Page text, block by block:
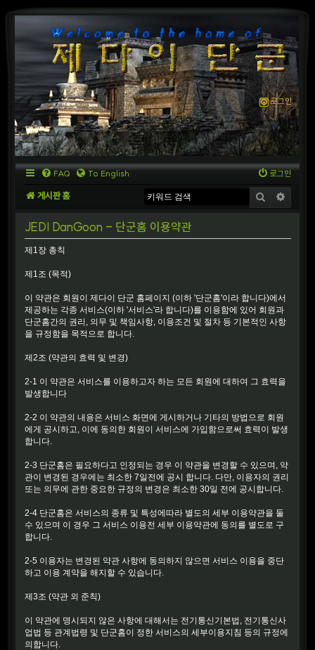
로그인
FAQ To English 로그인
게시판 홈 검색
JEDI DanGoon - 단군홈 이용약관
제1장 총칙
제1조 (목적)
이 약관은 회원이 제다이 단군 홈페이지 (이하 '단군홈'이라 합니다)에서
제공하는 각종 서비스(이하 '서비스'라 합니다)를 이용함에 있어 회원과
단군홈간의 권리, 의무 및 책임사항, 이용조건 및 절차 등 기본적인 사항
을 규정함을 목적으로 합니다.
제2조 (약관의 효력 및 변경)
2-1 이 약관은 서비스를 이용하고자 하는 모든 회원에 대하여 그 효력을
발생합니다
2-2 이 약관의 내용은 서비스 화면에 게시하거나 기타의 방법으로 회원
에게 공시하고, 이에 동의한 회원이 서비스에 가입함으로써 효력이 발생
합니다.
2-3 단군홈은 필요하다고 인정되는 경우 이 약관을 변경할 수 있으며, 약
관이 변경된 경우에는 최소한 7일전에 공시 합니다. 다만, 이용자의 권리
또는 의무에 관한 중요한 규정의 변경은 최소한 30일 전에 공시합니다.
2-4 단군홈은 서비스의 종류 및 특성에따라 별도의 세부 이용약관을 둘
수 있으며 이 경우 그 서비스 이용전 세부 이용약관에 동의를 별도로 구
합니다.
2-5 이용자는 변경된 약관 사항에 동의하지 않으면 서비스 이용을 중단
하고 이용 계약을 해지할 수 있습니다.
제3조 (약관 외 준칙)
이 약관에 명시되지 않은 사항에 대해서는 전기통신기본법, 전기통신사
업법 등 관계법령 및 단군홈이 정한 서비스의 세부이용지침 등의 규정에
의합니다.